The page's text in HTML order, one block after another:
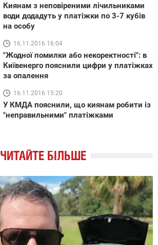
Киянам з неповіреними лічильниками
води додадуть у платіжки по 3-7 кубів
на особу
16.11.2016 16:04
"Жодної помилки або некоректності": в
Київенерго пояснили цифри у платіжках
за опалення
16.11.2016 15:20
У КМДА пояснили, що киянам робити із
"неправильними" платіжками
ЧИТАЙТЕ БІЛЬШЕ